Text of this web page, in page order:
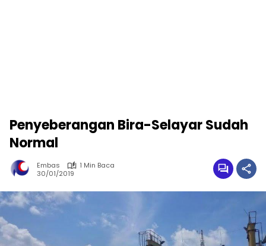
Penyeberangan Bira-Selayar Sudah
Normal
Embas
1 Min Baca
30/01/2019